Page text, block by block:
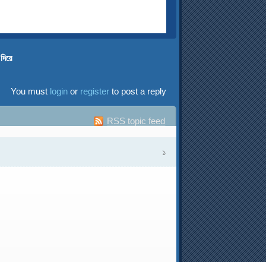
You must loginor registerto post a reply
RSS topic feed
১